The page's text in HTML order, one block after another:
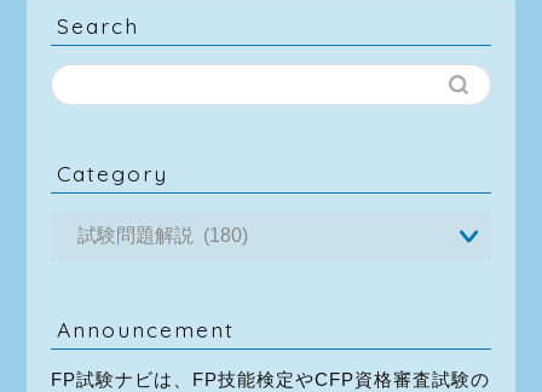
Search
Category
Announcement
FP試験ナビは、FP技能検定やCFP資格審査試験の